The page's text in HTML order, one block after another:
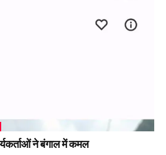
ने बंगाल में कमल